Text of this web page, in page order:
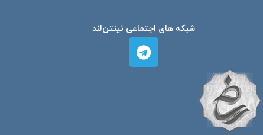
شبکه های اجتماعی نینتن‌لند